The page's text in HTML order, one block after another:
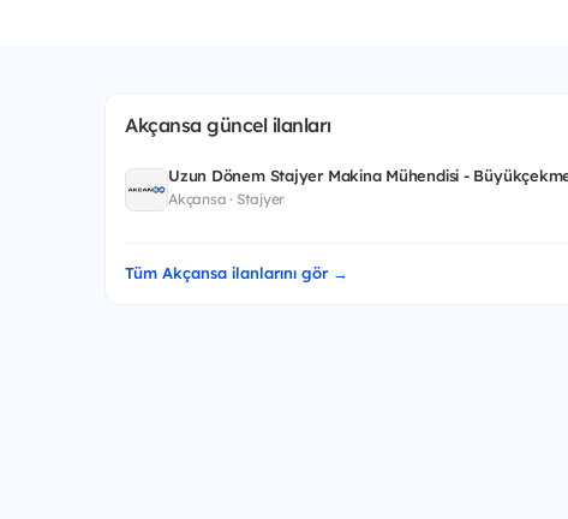
Akçansa güncel ilanları
Uzun Dönem Stajyer Makina Mühendisi -
Akçansa · Stajyer
Tüm Akçansa ilanlarını gör →